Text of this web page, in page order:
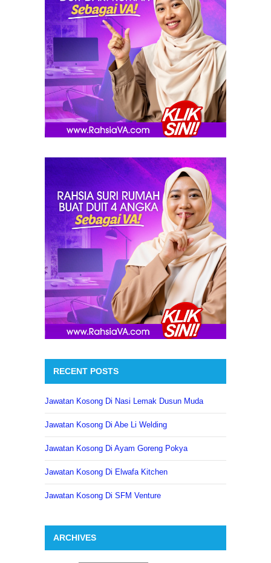
RECENT POSTS
Jawatan Kosong Di Nasi Lemak Dusun Muda
Jawatan Kosong Di Abe Li Welding
Jawatan Kosong Di Ayam Goreng Pokya
Jawatan Kosong Di Elwafa Kitchen
Jawatan Kosong Di SFM Venture
ARCHIVES